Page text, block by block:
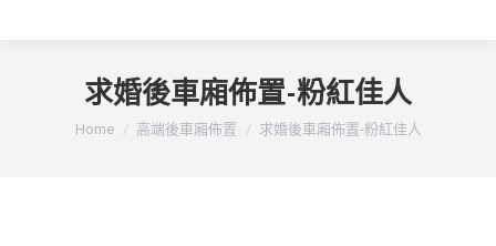
求婚後車廂佈置-粉紅佳人
You are here:
Home 高端後車廂佈置 求婚後車廂佈置-粉紅佳人